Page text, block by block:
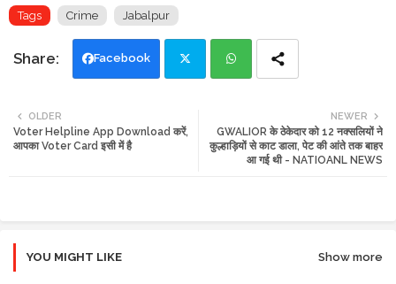
Tags Crime Jabalpur
Facebook
tte ats
NEWER
GWALIOR के ठेकेदार को 12 नक्सलियों ने
कुल्हाड़ियों से काट डाला, पेट की आंते तक बाहर
आ गई थी - NATIOANL NEWS
OLDER
Voter Helpline App Download करें,
आपका Voter Card इसी में है
YOU MIGHT LIKE Show more